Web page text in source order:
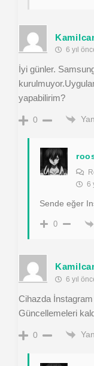
6 yıl
İyi günler.
yapabilirim?
0
6
Sende eğer
0
6 yıl
Cihazda İnstagram
Güncellemeleri
0